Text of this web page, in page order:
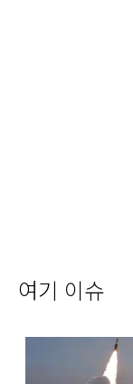
여기 이슈